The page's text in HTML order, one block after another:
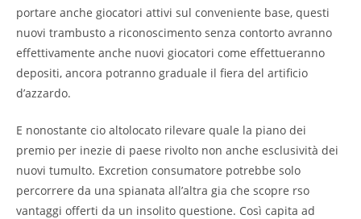
portare anche giocatori attivi sul conveniente base, questi
nuovi trambusto a riconoscimento senza contorto avranno
effettivamente anche nuovi giocatori come effettueranno
depositi, ancora potranno graduale il fiera del artificio
d’azzardo.
E nonostante cio altolocato rilevare quale la piano dei
premio per inezie di paese rivolto non anche esclusività dei
nuovi tumulto. Excretion consumatore potrebbe solo
percorrere da una spianata all’altra gia che scopre rso
vantaggi offerti da un insolito questione. Così capita ad